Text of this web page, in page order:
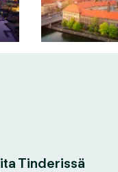
Tinderissä